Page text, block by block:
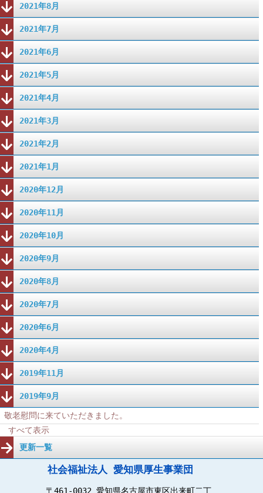
2021年8月
2021年7月
2021年6月
2021年5月
2021年4月
2021年3月
2021年2月
2021年1月
2020年12月
2020年11月
2020年10月
2020年9月
2020年8月
2020年7月
2020年6月
2020年4月
2019年11月
2019年9月
敬老慰問に来ていただきました。
すべて表示
更新一覧
社会福祉法人 愛知県厚生事業団
〒461-0032 愛知県名古屋市東区出来町二丁